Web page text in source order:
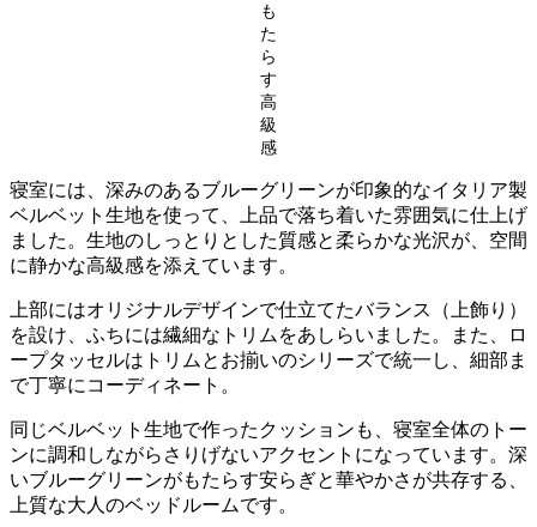
も
た
ら
す
高
級
感
寝室には、深みのあるブルーグリーンが印象的なイタリア製
ベルベット生地を使って、上品で落ち着いた雰囲気に仕上げ
ました。生地のしっとりとした質感と柔らかな光沢が、空間
に静かな高級感を添えています。
上部にはオリジナルデザインで仕立てたバランス（上飾り）
を設け、ふちには繊細なトリムをあしらいました。また、ロ
ープタッセルはトリムとお揃いのシリーズで統一し、細部ま
で丁寧にコーディネート。
同じベルベット生地で作ったクッションも、寝室全体のトー
ンに調和しながらさりげないアクセントになっています。深
いブルーグリーンがもたらす安らぎと華やかさが共存する、
上質な大人のベッドルームです。